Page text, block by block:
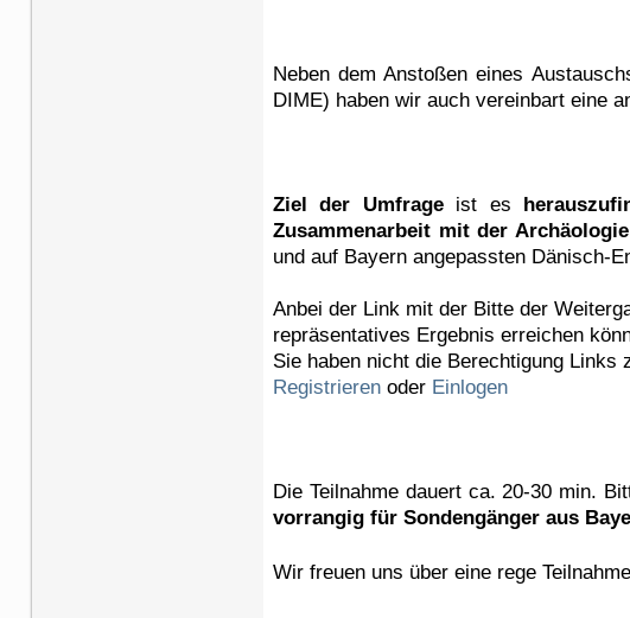
Neben dem Anstoßen eines
DIME) haben wir auch vereinbart eine
Ziel der Umfrageist es
Zusammenarbeit mit der
und auf Bayern angepassten Dänisch-
Anbei der Link mit der Bitte der
repräsentatives Ergebnis erreichen
Sie haben nicht die Berechtigung Links
Registrieren oder Einlogen
Die Teilnahme dauert ca. 20-30 min.
vorrangig für Sondengänger aus
Wir freuen uns über eine rege Teilnahme